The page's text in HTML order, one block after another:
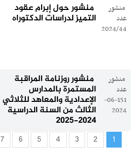
منشور
عدد
2024/44
منشور حول إبرام عقود
التميز لدراسات الدكتوراه
منشور
عدد
151-06-
2024
منشور روزنامة المراقبة
المستمرة بالمدارس
الإعدادية والمعاهد للثلاثي
الثالث من السنة الدراسية
2024-2025
1
2
3
4
5
6
7